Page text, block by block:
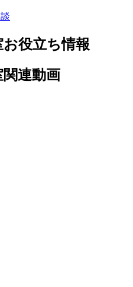
役立ち情報
連動画